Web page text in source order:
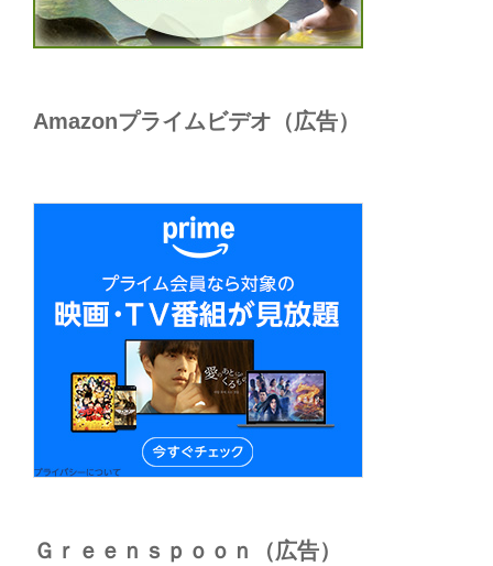
Amazonプライムビデオ（広告）
Ｇｒｅｅｎｓｐｏｏｎ（広告）